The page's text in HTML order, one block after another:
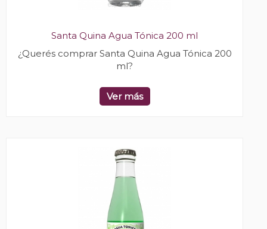
Santa Quina Agua Tónica 200 ml
¿Querés comprar Santa Quina Agua Tónica 200
ml?
Ver más